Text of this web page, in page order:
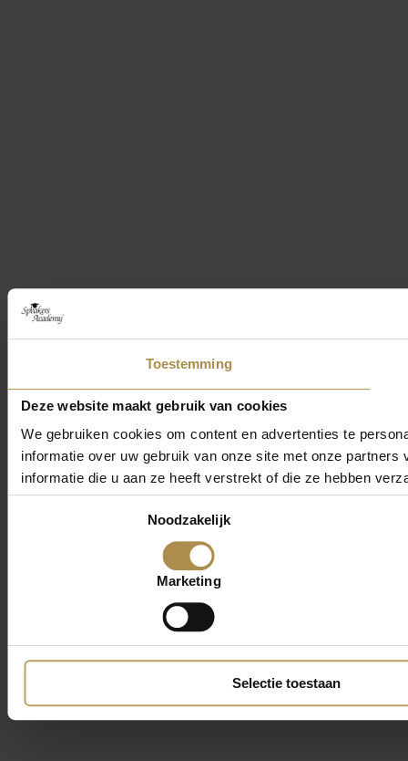
Toestemming
Deze website maakt gebruik van cookies
We gebruiken cookies om content en advertenties te
informatie over uw gebruik van onze site met onze
informatie die u aan ze heeft verstrekt of die ze hebben
Noodzakelijk
Marketing
Selectie toestaan